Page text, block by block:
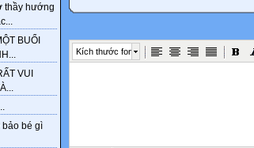
thầy hướng
BUỔI
VUI
bảo bé gì
Kích thước font